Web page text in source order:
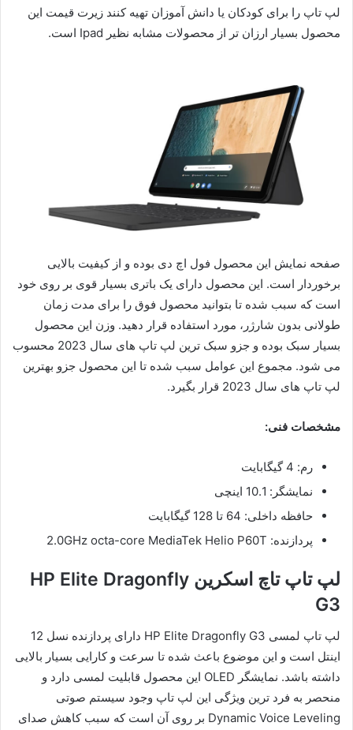
لپ‌ تاپ را برای کودکان یا دانش آموزان تهیه کنند زیرت قیمت این
محصول بسیار ارزان تر از محصولات مشابه نظیر Ipad است.
صفحه نمایش این محصول فول اچ دی بوده و از کیفیت بالایی
برخوردار است. این محصول دارای یک باتری بسیار قوی بر روی خود
است که سبب شده تا بتوانید محصول فوق را برای مدت زمان
طولانی بدون شارژر، مورد استفاده قرار دهید. وزن این محصول
بسیار سبک بوده و جزو سبک ترین لپ تاپ های سال 2023 محسوب
می شود. مجموع این عوامل سبب شده تا این محصول جزو بهترین
لپ تاپ های سال 2023 قرار بگیرد.
مشخصات فنی:
رم: 4 گیگابایت
نمایشگر: 10.1 اینچی
حافظه داخلی: 64 تا 128 گیگابایت
پردازنده: 2.0GHz octa-core MediaTek Helio P60T
لپ تاپ تاچ اسکرین HP Elite Dragonfly
G3
لپ تاپ لمسی HP Elite Dragonfly G3 دارای پردازنده نسل 12
اینتل است و این موضوع باعث شده تا سرعت و کارایی بسیار بالایی
داشته باشد. نمایشگر OLED این محصول قابلیت لمسی دارد و
منحصر به فرد ترین ویژگی این لپ‌ تاپ وجود سیستم صوتی
Dynamic Voice Leveling بر روی آن است که سبب کاهش صدای